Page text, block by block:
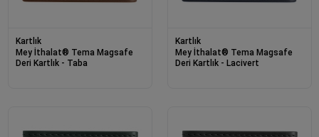
Kartlık
Mey İthalat® Tema Magsafe
Deri Kartlık - Taba
Kartlık
Mey İthalat® Tema Magsafe
Deri Kartlık - Lacivert